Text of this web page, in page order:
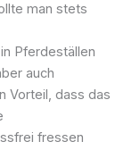
man stets
Pferdeställen
auch
Vorteil, dass das
fressen